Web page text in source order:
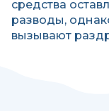
средства
разводы,
вызывают